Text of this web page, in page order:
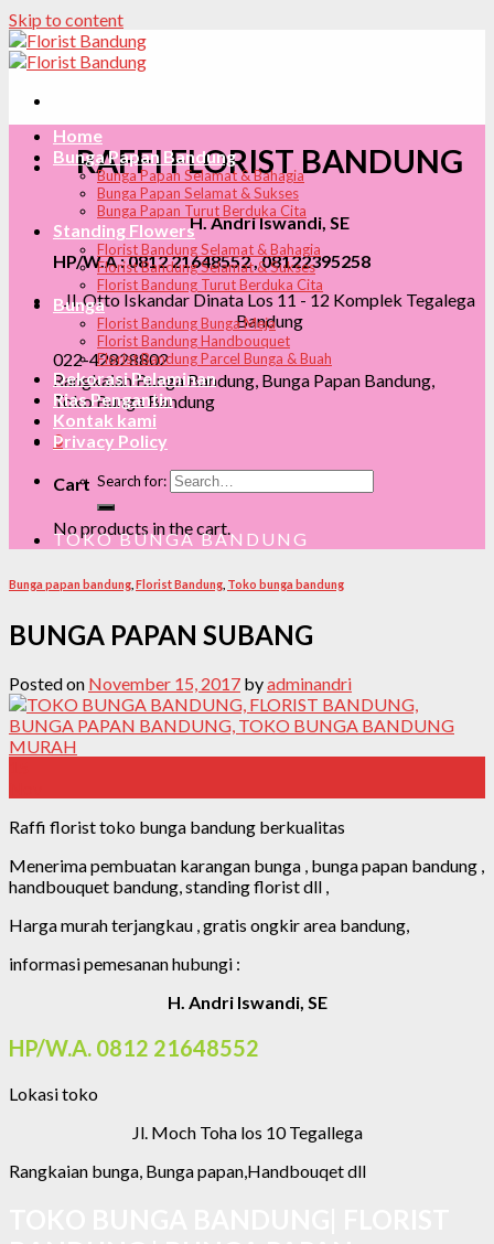
Skip to content
RAFFI FLORIST BANDUNG
H. Andri Iswandi, SE
HP/W.A : 0812 21648552 , 08122395258
Jl. Otto Iskandar Dinata Los 11 - 12 Komplek Tegalega
Bandung
022-42828802
Rangkaian Bunga Bandung, Bunga Papan Bandung,
Toko Bunga Bandung
0
Cart
No products in the cart.
Home
Bunga Papan Bandung
Bunga Papan Selamat & Bahagia
Bunga Papan Selamat & Sukses
Bunga Papan Turut Berduka Cita
Standing Flowers
Florist Bandung Selamat & Bahagia
Florist Bandung Selamat & Sukses
Florist Bandung Turut Berduka Cita
Bunga
Florist Bandung Bunga Meja
Florist Bandung Handbouquet
Florist Bandung Parcel Bunga & Buah
Dekorasi Pelaminan
Rias Pengantin
Kontak kami
Privacy Policy
Search for:
TOKO BUNGA BANDUNG
Bunga papan bandung Florist Bandung Toko bunga bandung
BUNGA PAPAN SUBANG
Posted on November 15, 2017 byadminandri
Raffi florist toko bunga bandung berkualitas
Menerima pembuatan karangan bunga , bunga papan bandung ,
handbouquet bandung, standing florist dll ,
Harga murah terjangkau , gratis ongkir area bandung,
informasi pemesanan hubungi :
H. Andri Iswandi, SE
HP/W.A. 0812 21648552
Lokasi toko
Jl. Moch Toha los 10 Tegallega
Rangkaian bunga, Bunga papan,Handbouqet dll